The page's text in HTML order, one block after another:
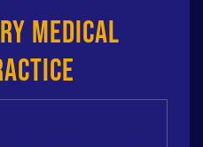
Medical